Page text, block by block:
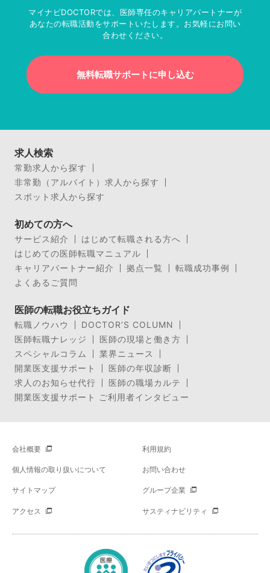
マイナビDOCTORでは、医師専任のキャリアパートナーが
あなたの転職活動をサポートいたします。お気軽にお問い
合わせください。
無料転職サポートに申し込む
求人検索
常勤求人から探す
非常勤（アルバイト）求人から探す
スポット求人から探す
初めての方へ
サービス紹介
はじめて転職される方へ
はじめての医師転職マニュアル
キャリアパートナー紹介
拠点一覧
転職成功事例
よくあるご質問
医師の転職お役立ちガイド
転職ノウハウ
DOCTOR’S COLUMN
医師転職ナレッジ
医師の現場と働き方
スペシャルコラム
業界ニュース
開業医支援サポート
医師の年収診断
求人のお知らせ代行
医師の職場カルテ
開業医支援サポート ご利用者インタビュー
会社概要 利用規約
個人情報の取り扱いについて お問い合わせ
サイトマップ グループ企業
アクセス サスティナビリティ